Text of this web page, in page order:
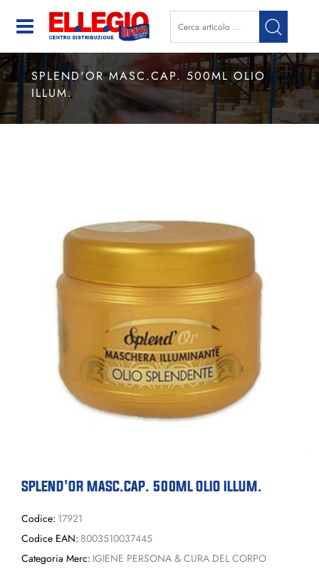
Open
SPLEND'OR MASC.CAP. 500ML OLIO
ILLUM.
SPLEND'OR MASC.CAP. 500ML OLIO ILLUM.
Codice: 17921
Codice EAN: 8003510037445
Categoria Merc: IGIENE PERSONA & CURA DEL CORPO